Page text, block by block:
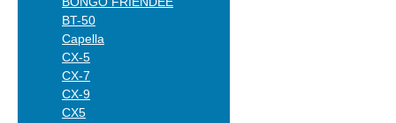
BT-50
Capella
CX-5
CX-7
CX-9
CX5